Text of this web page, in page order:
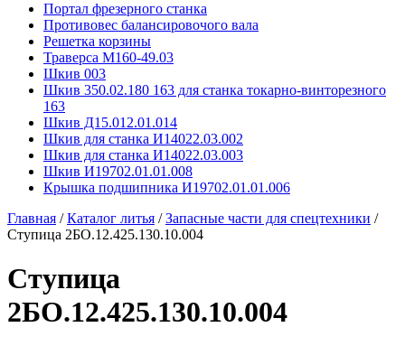
Портал фрезерного станка
Противовес балансировочого вала
Решетка корзины
Траверса М160-49.03
Шкив 003
Шкив 350.02.180 163 для станка токарно-винторезного
163
Шкив Д15.012.01.014
Шкив для станка И14022.03.002
Шкив для станка И14022.03.003
Шкив И19702.01.01.008
Крышка подшипника И19702.01.01.006
Главная /Каталог литья /Запасные части для спецтехники /
Ступица 2БО.12.425.130.10.004
Ступица
2БО.12.425.130.10.004